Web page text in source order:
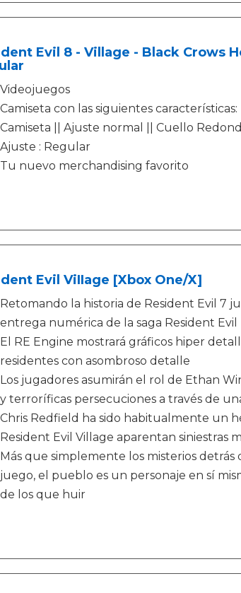
Evil 8 - Village - Black Crows
Videojuegos
Camiseta con las siguientes características:
Camiseta || Ajuste normal || Cuello
Ajuste : Regular
Tu nuevo merchandising favorito
Evil ViIIage [Xbox One/X]
Retomando la historia de Resident Evil 7
entrega numérica de la saga Resident Evil
El RE Engine mostrará gráficos hiper
residentes con asombroso detalle
Los jugadores asumirán el rol de Ethan
y terroríficas persecuciones a través de
Chris Redfield ha sido habitualmente un
Resident Evil Village aparentan siniestras
Más que simplemente los misterios
juego, el pueblo es un personaje en sí
de los que huir